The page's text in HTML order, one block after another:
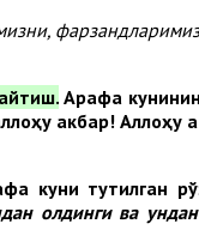
Арафа
акбар! Аллоҳу
куни тутилган
олдинги ва